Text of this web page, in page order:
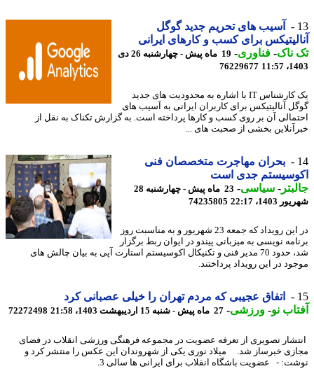
آسیب های تحریم جدید گوگل
برای کسب و کارهای ایرانی
-فناوری-
19 ماه پیش - چهارشنبه 26 دی
76229677
یک کارشناس IT با اشاره به محدودیت های جدید
آنالیتیکس برای کاربران ایرانی به آسیب های
آن بر روی کسب و کارها پرداخته است. به گزارش تکناک به نقل از
بخشی از صحبت های ...
بحران مهاجرت متخصصان فنی
جدی است
-سیاسی-
23 ماه پیش - چهارشنبه 28
22:17
74235805
در این رویداد که جمعه 23 شهریور و به مناسبت روز
نویسی به میزبانی پیندو در ایوان ربط برگزار
شد، حدود 70 مدیر فنی و تکنیکال اکوسیستم استارت آپی به بیان چالش های
در این رویداد پرداختند.
اتفاق عجیبی که مردم تهران را خیلی عصبانی کرد
نو- ورزشی-27 ماه پیش - شنبه 15 اردیبهشت 1403، 21:58 72272498
تصویری از تعرفه عضویت در مجموعه فرهنگی ورزشی انقلاب در فضای
خبرساز شد. میلاد نوری یکی از شهروندان این عکس را منتشر کرد و
- عضویت باشگاه انقلاب برای ایرانی ها سالی 3.